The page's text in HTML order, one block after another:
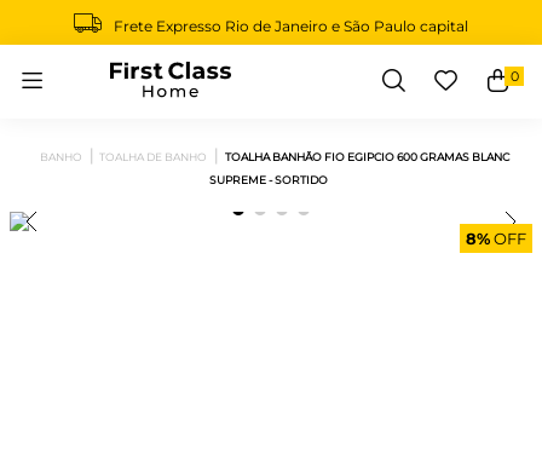
Frete Expresso Rio de Janeiro e São Paulo capital
0
BANHO TOALHA DE BANHO
TOALHA BANHÃO FIO EGIPCIO 600 GRAMAS BLANC
SUPREME - SORTIDO
8%OFF